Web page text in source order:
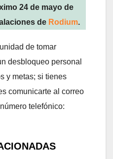
24 de mayo de
de Rodium.
de tomar
desbloqueo personal
y metas; si tienes
comunicarte al correo
telefónico: